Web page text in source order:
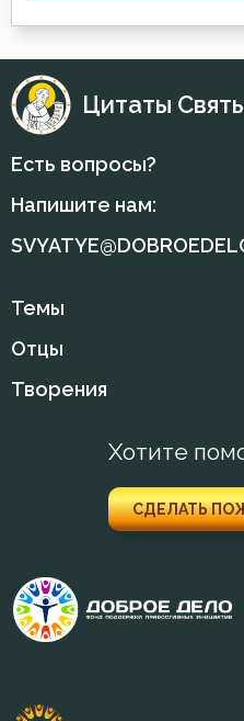
Воздаяние
Воздержание
Воля Божия
Воскресение
Добродетель
Дух Святой
Душа
Цитаты
Есть вопросы?
Напишите нам:
Темы
Отцы
Творения
Хотите
СДЕЛАТЬ